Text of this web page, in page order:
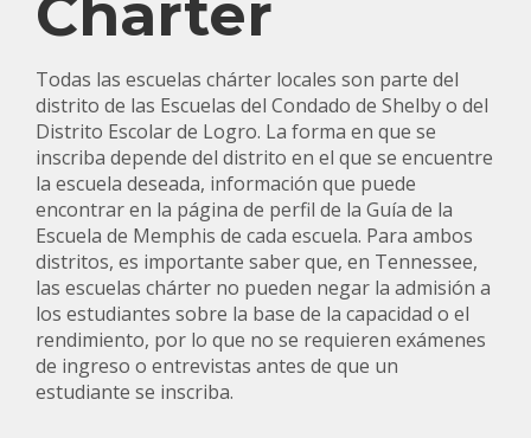
Todas las escuelas chárter locales son parte del
distrito de las Escuelas del Condado de Shelby o del
Distrito Escolar de Logro. La forma en que se
inscriba depende del distrito en el que se encuentre
la escuela deseada, información que puede
encontrar en la página de perfil de la Guía de la
Escuela de Memphis de cada escuela. Para ambos
distritos, es importante saber que, en Tennessee,
las escuelas chárter no pueden negar la admisión a
los estudiantes sobre la base de la capacidad o el
rendimiento, por lo que no se requieren exámenes
de ingreso o entrevistas antes de que un
estudiante se inscriba.